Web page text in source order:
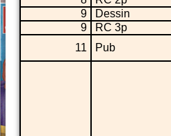
9
Dessin
9
RC 3p
11
Pub